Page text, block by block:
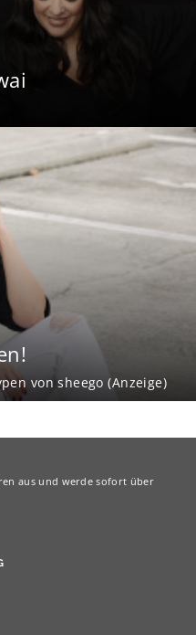
von sheego (Anzeige)
aus und werde sofort über